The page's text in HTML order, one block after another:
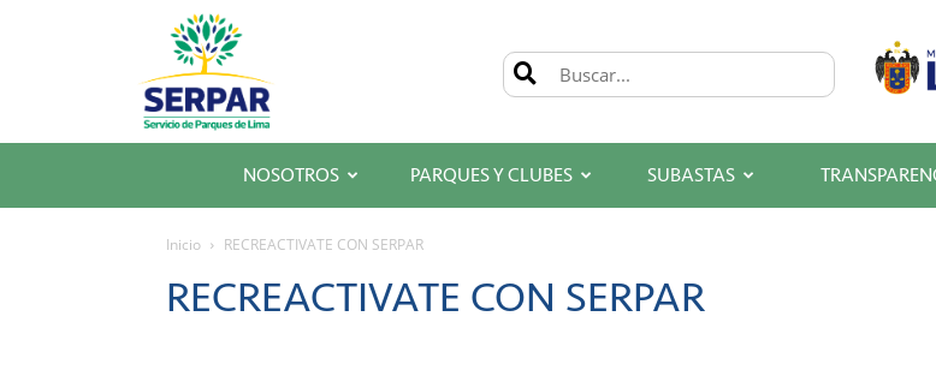
SERPAR
–
Servicio
de
Parques
de
NOSOTROS PARQUES Y CLUBES SUBASTAS
Inicio RECREACTIVATE CON SERPAR
RECREACTIVATE CON SERPAR